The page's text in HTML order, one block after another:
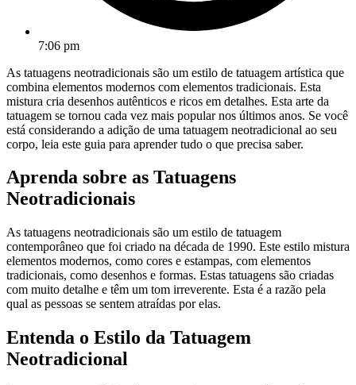
7:06 pm
As tatuagens neotradicionais são um estilo de tatuagem artística que
combina elementos modernos com elementos tradicionais. Esta
mistura cria desenhos autênticos e ricos em detalhes. Esta arte da
tatuagem se tornou cada vez mais popular nos últimos anos. Se você
está considerando a adição de uma tatuagem neotradicional ao seu
corpo, leia este guia para aprender tudo o que precisa saber.
Aprenda sobre as Tatuagens
Neotradicionais
As tatuagens neotradicionais são um estilo de tatuagem
contemporâneo que foi criado na década de 1990. Este estilo mistura
elementos modernos, como cores e estampas, com elementos
tradicionais, como desenhos e formas. Estas tatuagens são criadas
com muito detalhe e têm um tom irreverente. Esta é a razão pela
qual as pessoas se sentem atraídas por elas.
Entenda o Estilo da Tatuagem
Neotradicional